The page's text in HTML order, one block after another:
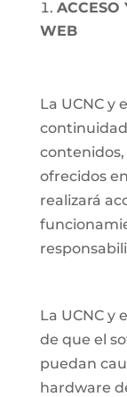
ACCESO
WEB
La UCNC y
ofrecidos
realizará
La UCNC y
de que el
puedan
hardware